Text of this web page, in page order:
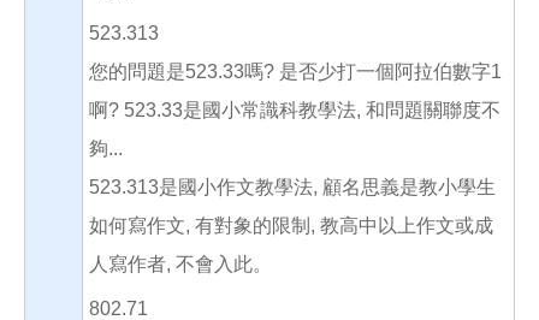
523.313
您的問題是523.33嗎? 是否少打一個阿拉伯數字1
啊? 523.33是國小常識科教學法, 和問題關聯度不
夠...
523.313是國小作文教學法, 顧名思義是教小學生
如何寫作文, 有對象的限制, 教高中以上作文或成
人寫作者, 不會入此。
802.71